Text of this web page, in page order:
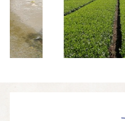
＊ ＊ ＊
◆人々の暮らしに寄り添う
宮川は、これまで一級河川